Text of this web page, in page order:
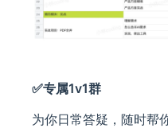
✅专属1v1群
为你日常答疑，随时帮